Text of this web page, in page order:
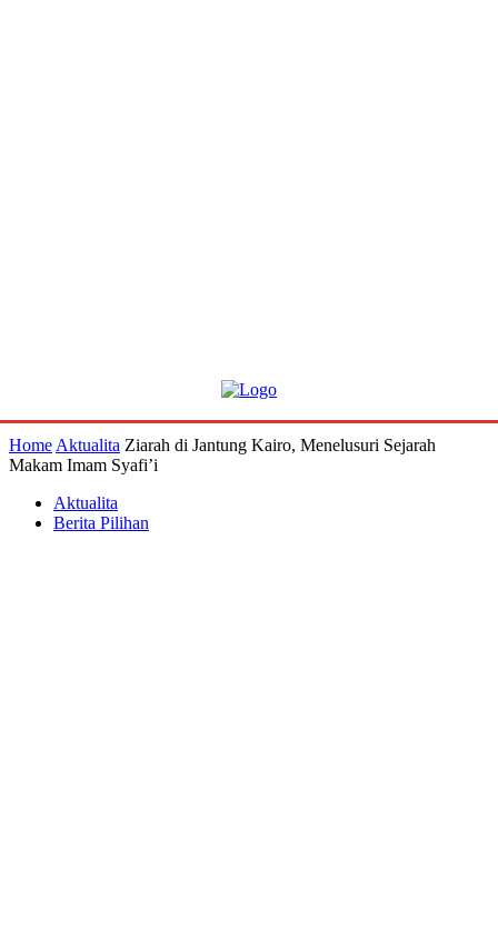
Home Aktualita Ziarah di Jantung Kairo, Menelusuri Sejarah
Makam Imam Syafi’i
Aktualita
Berita Pilihan